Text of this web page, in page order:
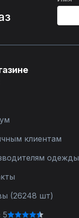
клиентам
одежды
(26248 шт)
5